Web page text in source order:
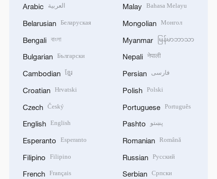
Arabic العربية
Belarusian Беларуская
Bengali বাংলা
Bulgarian Български
Cambodian ខ្មែរ
Croatian Hrvatski
Czech Český
English English
Esperanto Esperanto
Filipino Filipino
French Français
Malay Bahasa Melayu
Mongolian Монгол
Myanmar မြန်မာဘာသာ
Nepali नेपाली
Persian فارسی
Polish Polski
Portuguese Português
Pashto پښتو
Romanian Română
Russian Русский
Serbian Српски